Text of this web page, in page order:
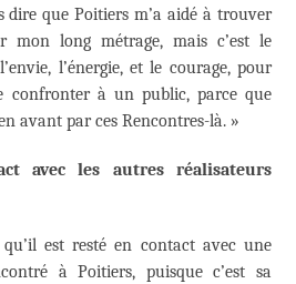
dire que Poitiers m’a aidé à trouver
mon long métrage, mais c’est le
l’énergie, et le courage, pour
confronter à un public, parce que
avant par ces Rencontres-là. »
avec les autres réalisateurs
est resté en contact avec une
à Poitiers, puisque c’est sa